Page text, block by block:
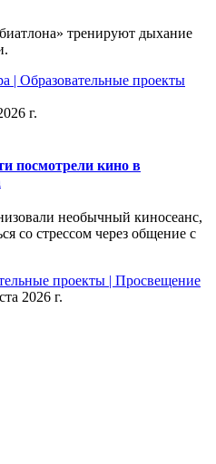
тренируют дыхание
| Образовательные проекты
г.
посмотрели кино в
необычный киносеанс,
со стрессом через общение с
проекты | Просвещение
2026 г.